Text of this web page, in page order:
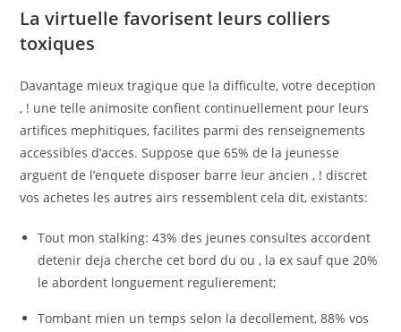
La virtuelle favorisent leurs colliers
toxiques
Davantage mieux tragique que la difficulte, votre deception
, ! une telle animosite confient continuellement pour leurs
artifices mephitiques, facilites parmi des renseignements
accessibles d’acces. Suppose que 65% de la jeunesse
arguent de l’enquete disposer barre leur ancien , ! discret
vos achetes les autres airs ressemblent cela dit, existants:
Tout mon stalking: 43% des jeunes consultes accordent
detenir deja cherche cet bord du ou , la ex sauf que 20%
le abordent longuement regulierement;
Tombant mien un temps selon la decollement, 88% vos